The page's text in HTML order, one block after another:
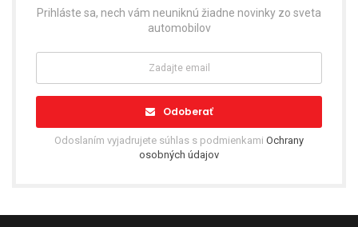
Prihláste sa, nech vám neuniknú žiadne novinky zo sveta
automobilov
Odoberať
Odoslaním vyjadrujete súhlas s podmienkami Ochrany
osobných údajov